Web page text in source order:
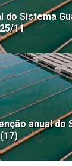
do Sistema
11
anual do